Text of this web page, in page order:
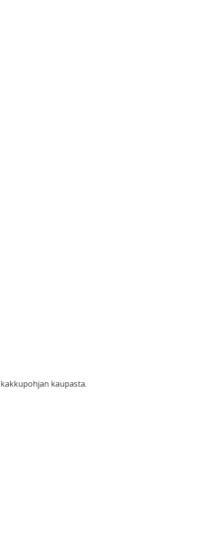
kaupasta.